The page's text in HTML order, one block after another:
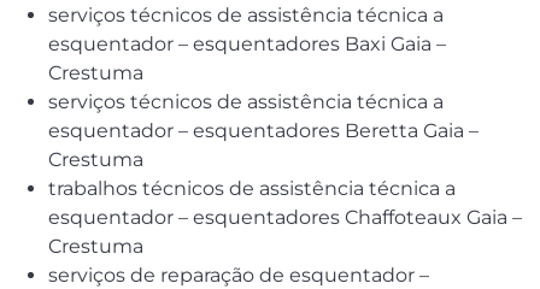
serviços técnicos de assistência técnica a
esquentador – esquentadores Baxi Gaia –
Crestuma
serviços técnicos de assistência técnica a
esquentador – esquentadores Beretta Gaia –
Crestuma
trabalhos técnicos de assistência técnica a
esquentador – esquentadores Chaffoteaux Gaia –
Crestuma
serviços de reparação de esquentador –